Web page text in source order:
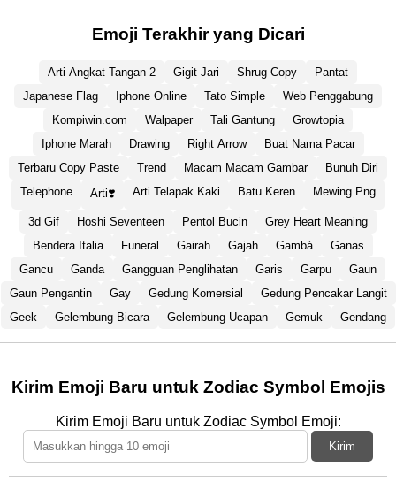
Emoji Terakhir yang Dicari
Arti Angkat Tangan 2 Gigit Jari Shrug Copy
Pantat
Japanese Flag
Iphone Online Tato Simple
Web Penggabung
Kompiwin.com
Walpaper Tali Gantung
Growtopia
Iphone Marah
Drawing Right Arrow
Buat Nama Pacar
Terbaru Copy Paste
Trend Macam Macam Gambar
Bunuh Diri
Telephone
Arti❣️ Arti Telapak Kaki Batu Keren Mewing Png
3d Gif Hoshi Seventeen Pentol Bucin
Grey Heart Meaning
Bendera Italia
Funeral Gairah Gajah Gambá
Ganas
Gancu
Ganda Gangguan Penglihatan Garis Garpu
Gaun
Gaun Pengantin
Gay Gedung Komersial
Gedung Pencakar Langit
Geek
Gelembung Bicara Gelembung Ucapan Gemuk Gendang
Kirim Emoji Baru untuk Zodiac Symbol Emojis
Kirim Emoji Baru untuk Zodiac Symbol Emoji:
Kirim